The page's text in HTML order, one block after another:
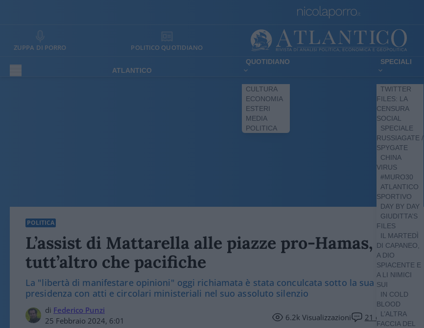
ZUPPA DI PORRO POLITICO QUOTIDIANO
ATLANTICO
QUOTIDIANO
CULTURA
ECONOMIA
ESTERI
MEDIA
POLITICA
SPECIALI
TWITTER
FILES: LA
CENSURA
SOCIAL
SPECIALE
RUSSIAGATE /
SPYGATE
CHINA
VIRUS
#MURO30
ATLANTICO
SPORTIVO
DAY BY DAY
GIUDITTA’S
FILES
IL MARTEDÌ
DI CAPANEO,
A DIO
SPIACENTE E
A LI NIMICI
SUI
IN COLD
BLOOD
L’ALTRA
FACCIA DEL
POLITICA
L’assist di Mattarella alle piazze pro-Hamas,
tutt’altro che pacifiche
La "libertà di manifestare opinioni" oggi richiamata è stata conculcata sotto la sua
presidenza con atti e circolari ministeriali nel suo assoluto silenzio
di Federico Punzi
25 Febbraio 2024, 6:01
6.2k Visualizzazioni 21 commenti